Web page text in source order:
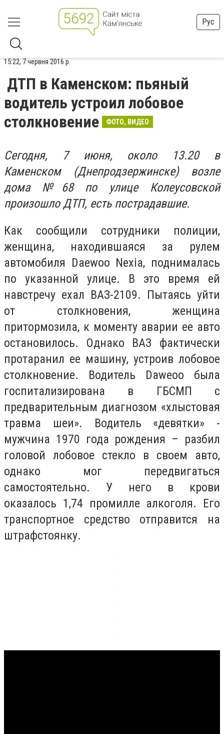
Рус
15:22, 7 червня 2016 р.
ДТП в Каменском: пьяный
водитель устроил лобовое
столкновение
ФОТО, ВИДЕО
Сегодня, 7 июня, около 13.20 в
Каменском (Днепродзержинске) возле
дома №68 по улице Колеусовской
произошло ДТП, есть пострадавшие.
Как сообщили сотрудники полиции,
женщина, находившаяся за рулем
автомобиля Daewoo Nexia, поднималась
по указанной улице. В это время ей
навстречу ехал ВАЗ-2109. Пытаясь уйти
от столкновения, женщина
притормозила, к моменту аварии ее авто
остановилось. Однако ВАЗ фактически
протаранил ее машину, устроив лобовое
столкновение. Водитель Daweoo была
госпитализирована в ГБСМП с
предварительным диагнозом «хлыстовая
травма шеи». Водитель «девятки» -
мужчина 1970 года рождения – разбил
головой лобовое стекло в своем авто,
однако мог передвигаться
самостоятельно. У него в крови
оказалось 1,74 промилле алкоголя. Его
транспортное средство отправится на
штрафстоянку.